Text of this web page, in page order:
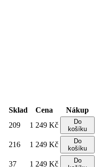
Sklad Cena
Nákup
209 1 249 Kč
Do
košíku
216 1 249 Kč
Do
košíku
37 1 249 Kč
Do